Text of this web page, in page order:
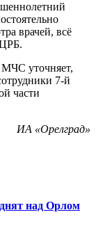
врачей, всё
МЧС уточняет,
7-й
части
ИА «Орелград»
над Орлом